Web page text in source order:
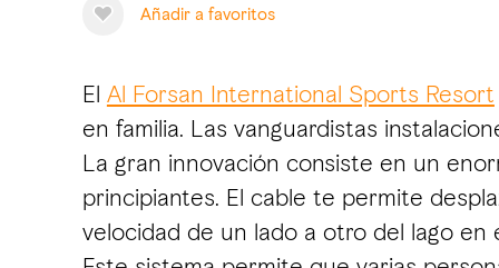
Añadir a favoritos
El Al Forsan International Sports Resort
en familia. Las vanguardistas
La gran innovación consiste en un
principiantes. El cable te permite
velocidad de un lado a otro del lago en